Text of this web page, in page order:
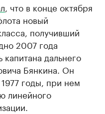
, что в конце октября
новый
получивший
2007 года
капитана дальнего
Бянкина. Он
годы, при нем
линейного